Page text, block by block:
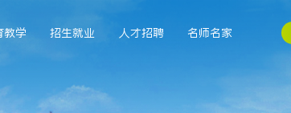
教学 招生就业 人才招聘 名师名家